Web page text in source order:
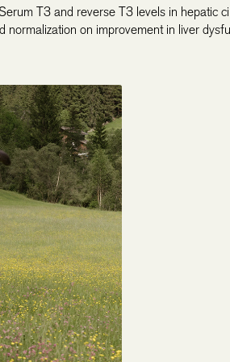
T3 and reverse T3 levels in hepatic
normalization on improvement in liver
M. Blueberry, combined with
22-mediated JAK1/STAT3/BAX
AF, Soluk-Tekkeşin M, Olgaç V,
attenuated cirrhotic and
treated rats. 2016.
E, Adamska T, Baer-Dubowska W.
induced damage in liver and mammary
Pozuelo, Rocío González-Barrio,
Marina Santaella, Javier García-
Effect of Spinach on Non-
Fat Diet. 2019.